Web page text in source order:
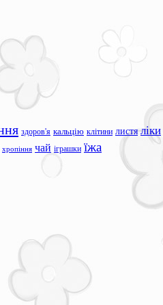
здоров'я кальцію клітини листя ліки
хропіння чай іграшки їжа